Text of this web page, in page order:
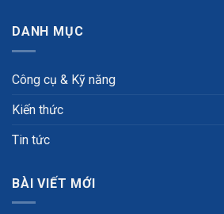
DANH MỤC
Công cụ & Kỹ năng
Kiến thức
Tin tức
BÀI VIẾT MỚI